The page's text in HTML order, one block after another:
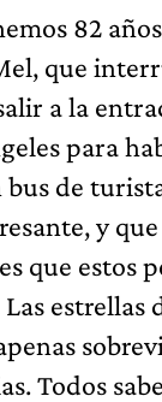
82
que
a la
para
bus de
y
que estos
estrellas
Todos